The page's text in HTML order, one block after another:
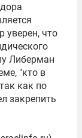
уверен, что
Либерман
"кто в
как по
закрепить